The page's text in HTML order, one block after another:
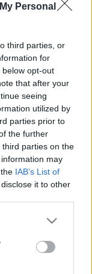
Personal
third parties, or
for
opt-out
that after your
seeing
utilized by
parties prior to
the further
parties on the
may
IAB’s List of
it to other
or more Google
You may click to
party tags to
in below Google
#rákbetegség